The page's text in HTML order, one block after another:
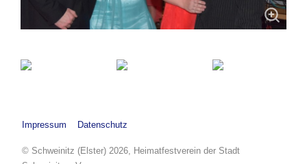
Impressum Datenschutz
© Schweinitz (Elster) 2026, Heimatfestverein der Stadt